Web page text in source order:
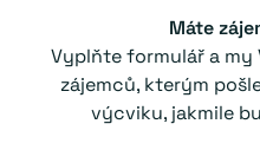
Máte
Vyplňte formulář a my
zájemců, kterým
výcviku, jakmile